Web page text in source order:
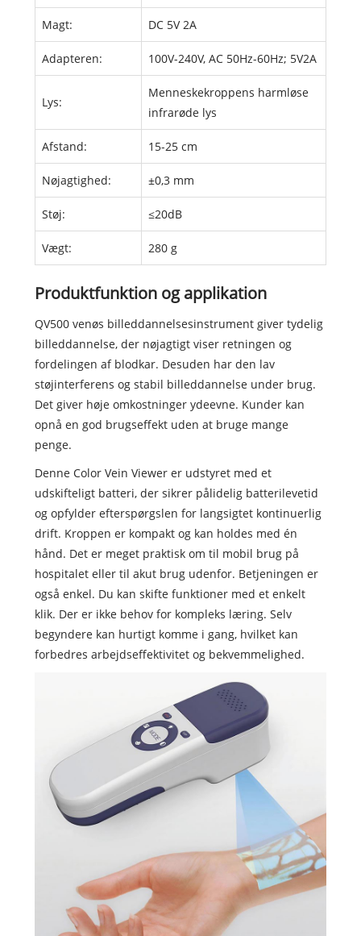
Magt: DC 5V 2A
Adapteren: 100V-240V, AC 50Hz-60Hz; 5V2A
Lys:
Menneskekroppens harmløse
infrarøde lys
Afstand: 15-25 cm
Nøjagtighed: ±0,3 mm
Støj: ≤20dB
Vægt: 280 g
Produktfunktion og applikation
QV500 venøs billeddannelsesinstrument giver tydelig
billeddannelse, der nøjagtigt viser retningen og
fordelingen af blodkar. Desuden har den lav
støjinterferens og stabil billeddannelse under brug.
Det giver høje omkostninger ydeevne. Kunder kan
opnå en god brugseffekt uden at bruge mange
penge.
Denne Color Vein Viewer er udstyret med et
udskifteligt batteri, der sikrer pålidelig batterilevetid
og opfylder efterspørgslen for langsigtet kontinuerlig
drift. Kroppen er kompakt og kan holdes med én
hånd. Det er meget praktisk om til mobil brug på
hospitalet eller til akut brug udenfor. Betjeningen er
også enkel. Du kan skifte funktioner med et enkelt
klik. Der er ikke behov for kompleks læring. Selv
begyndere kan hurtigt komme i gang, hvilket kan
forbedres arbejdseffektivitet og bekvemmelighed.